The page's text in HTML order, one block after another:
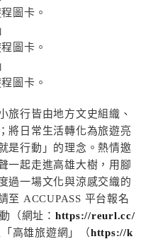
圖卡。
圖卡。
圖卡。
旅行皆由地方文史組織、
將日常生活轉化為旅遊亮
是行動」的理念。熱情邀
一起走進高雄大樹，用腳
過一場文化與涼感交織的
至 ACCUPASS 平台報名
（網址： https://reurl.cc/
高雄旅遊網」（https://k